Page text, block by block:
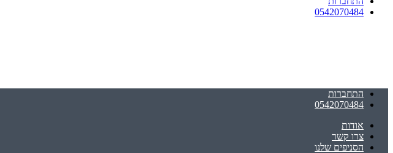
0542070484
התחברות
0542070484
אודות
צרו קשר
הסניפים שלנו